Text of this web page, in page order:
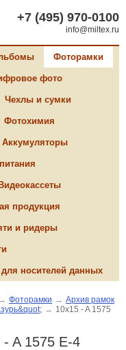
+7 (495) 970-0100
info@miltex.ru
Фоторамки
фото
Чехлы и сумки
Фотохимия
Аккумуляторы
продукция
и ридеры
носителей данных
→ Фоторамки → Архив рамок
→ 10x15 - A 1575
- A 1575 E-4